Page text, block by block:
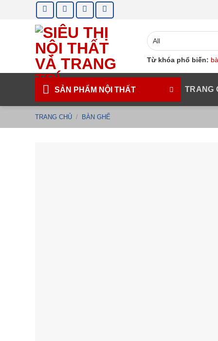
Từ khóa phổ biến:
SẢN PHẨM NỘI THẤT TRANG
TRANG CHỦ / BÀN GHẾ